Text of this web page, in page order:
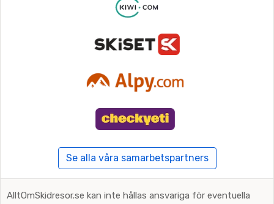
Se alla våra samarbetspartners
AlltOmSkidresor.se kan inte hållas ansvariga för eventuella